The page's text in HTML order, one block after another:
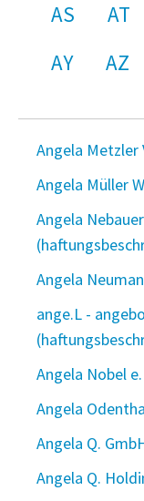
AS
AT
AY
AZ
Angela Metzler
Angela Müller
Angela
Angela
ange.L -
Angela Nobel
Angela
Angela Q.
Angela Q.